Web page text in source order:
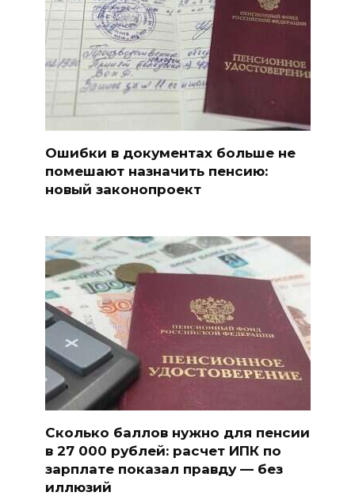
Ошибки в документах больше не
помешают назначить пенсию:
новый законопроект
Сколько баллов нужно для пенсии
в 27 000 рублей: расчет ИПК по
зарплате показал правду — без
иллюзий